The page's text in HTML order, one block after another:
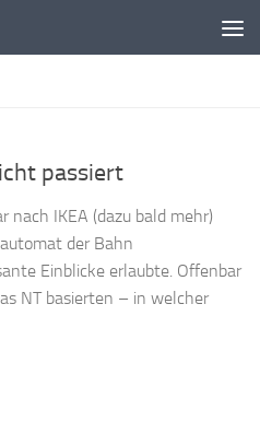
passiert
IKEA (dazu bald mehr)
der Bahn
Einblicke erlaubte. Offenbar
NT basierten – in welcher